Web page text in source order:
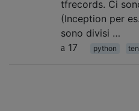
tfrecords. Ci
(Inception per
sono divisi …
17
python